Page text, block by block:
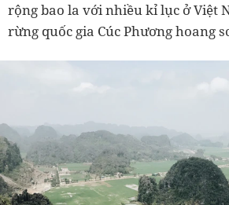
rộng bao la với nhiều kỉ lục ở Việt
rừng quốc gia Cúc Phương hoang